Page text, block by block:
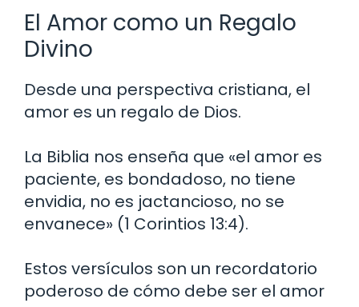
El Amor como un Regalo
Divino
Desde una perspectiva cristiana, el
amor es un regalo de Dios.
La Biblia nos enseña que «el amor es
paciente, es bondadoso, no tiene
envidia, no es jactancioso, no se
envanece» (1 Corintios 13:4).
Estos versículos son un recordatorio
poderoso de cómo debe ser el amor